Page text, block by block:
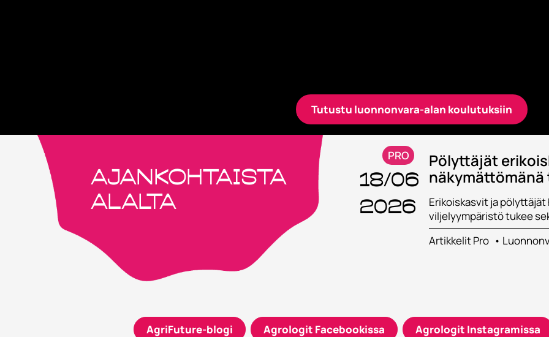
Tutustu luonnonvara-alan koulutuksiin
Ajankohtaista
alalta
PRO
18/06
2026
Pölyttäjät
Erikoiskasvit ja
viljelyympäristö tukee
Artikkelit Pro
AgriFuture-blogi Agrologit Facebookissa Agrologit Instagramissa